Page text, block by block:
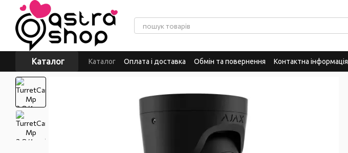
Перейти до основного контенту
Каталог Каталог Оплата і доставка Обмін та повернення Контактна інформація